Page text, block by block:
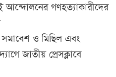
আন্দোলনের গণহত্যাকারীদের
ও মিছিল এবং
জাতীয় প্রেসক্লাবে